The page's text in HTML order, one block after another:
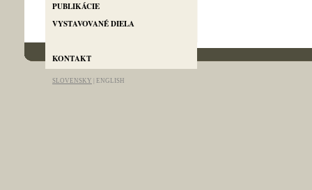
PUBLIKÁCIE
VYSTAVOVANÉ DIELA
KONTAKT
SLOVENSKY ENGLISH
info@artgallery-pallas.com